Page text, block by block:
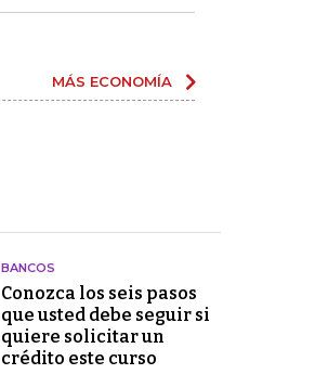
MÁS ECONOMÍA
BANCOS
Conozca los seis pasos
que usted debe seguir si
quiere solicitar un
crédito este curso